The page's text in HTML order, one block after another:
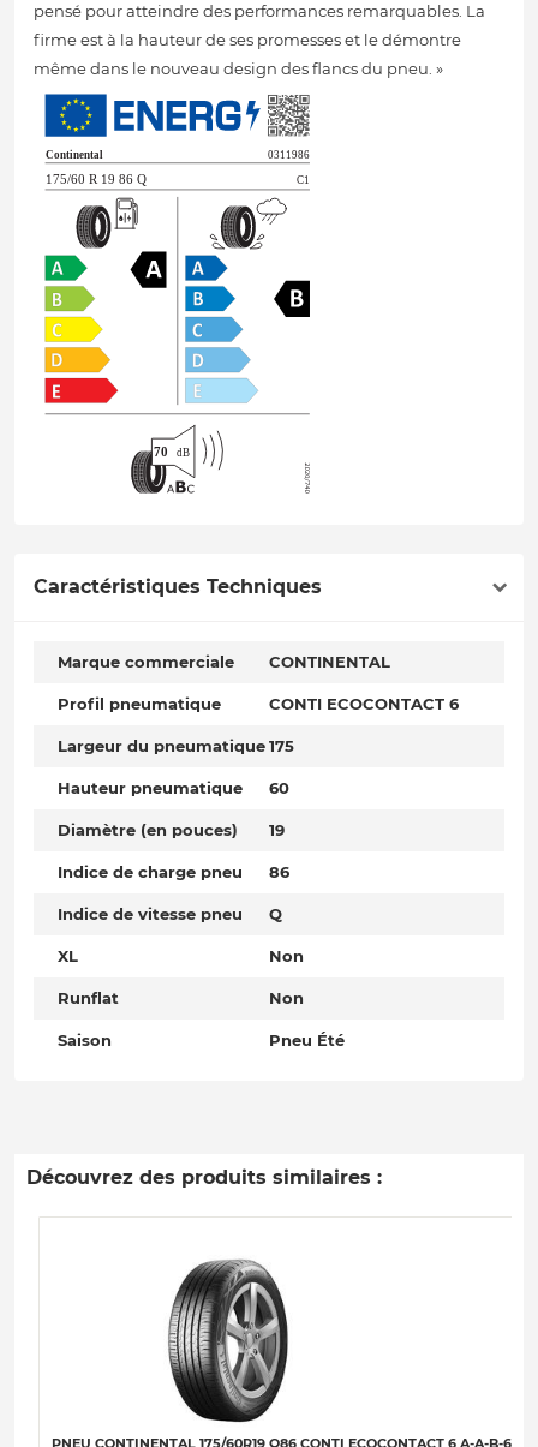
pensé pour atteindre des performances remarquables. La
firme est à la hauteur de ses promesses et le démontre
même dans le nouveau design des flancs du pneu. »
Caractéristiques Techniques
Marque commerciale CONTINENTAL
Profil pneumatique CONTI ECOCONTACT 6
Largeur du pneumatique175
Hauteur pneumatique 60
Diamètre (en pouces) 19
Indice de charge pneu 86
Indice de vitesse pneu Q
XL Non
Runflat Non
Saison Pneu Été
Découvrez des produits similaires :